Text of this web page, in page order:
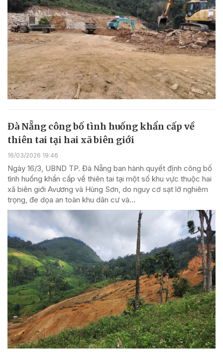
Đà Nẵng công bố tình huống khẩn cấp về
thiên tai tại hai xã biên giới
16/03/2026 19:46
Ngày 16/3, UBND TP. Đà Nẵng ban hành quyết định công bố
tình huống khẩn cấp về thiên tai tại một số khu vực thuộc hai
xã biên giới Avương và Hùng Sơn, do nguy cơ sạt lở nghiêm
trọng, đe dọa an toàn khu dân cư và...